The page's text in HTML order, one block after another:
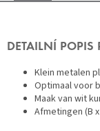
DETAILNÍ POPIS
Klein metalen
Optimaal voor
Maak van wit
Afmetingen (B x